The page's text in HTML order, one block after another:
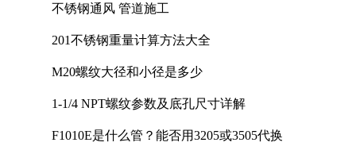
不锈钢通风 管道施工
201不锈钢重量计算方法大全
M20螺纹大径和小径是多少
1-1/4 NPT螺纹参数及底孔尺寸详解
F1010E是什么管？能否用3205或3505代换